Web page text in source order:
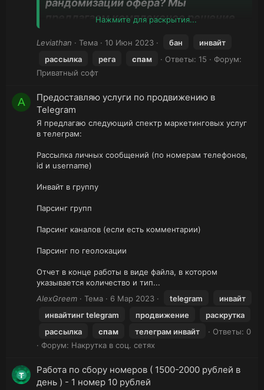
предлагаем комплексное решение
Нажмите для раскрытия...
Leviathan Тема 10 Июн 2023 бан
инвайт
рассылка
рега спам Ответы: 15
Форум:
Приватный софт
A
Предоставляю услуги по продвижению в
Telegram
Я предлагаю следующий спектр маркетинговых услуг
в телеграм:
Рассылка личных сообщений (по номерам телефонов,
id и username)
Инвайт в группу
Парсинг групп
Парсинг каналов (если есть комментарии)
Парсинг по геолокации
Отчет в конце работы в виде файла, в котором
указывается количество и тип...
AlexGreem
Тема 6 Мар 2023 telegram
инвайт
инвайтинг telegram
продвижение
раскрутка
рассылка
спам телеграм инвайт
Ответы: 0
Форум: Накрутка в соц. сетях
Работа по сбору номеров ( 1500-2000 рублей в
день ) - 1 номер 10 рублей